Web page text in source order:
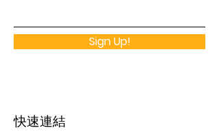
Sign Up!
快速連結